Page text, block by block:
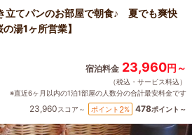
立てパンのお部屋で朝食♪ 夏でも爽快
湯1ヶ所営業】
宿泊料金 23,960円～
（税込・サービス料込）
※直近6ヶ月以内の1泊1部屋の人数分の合計最安料金です
23,960スコア～ ポイント 2% 478ポイント～